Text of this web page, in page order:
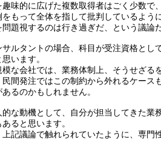
趣味的に広げた複数取得者はごく少数で
をもって全体を指して批判しているよう
問題視するのは行き過ぎだ、という議論
サルタントの場合、科目が受注資格とし
います。
模な会社では、業務体制上、そうせざる
民間発注ではこの制約から外れるケース
あるのかもしれません。
的な動機として、自分が担当してきた
ると思います。
上記議論で触れられていたように、専